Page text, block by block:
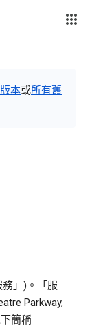
本或所有舊
」)。「服
Parkway,
簡稱